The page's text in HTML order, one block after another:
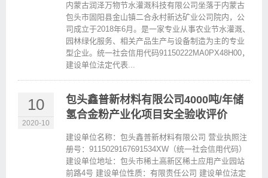
内蒙古润泽万物节水灌溉科技有限公司坐落于内蒙古
包头市固阳县金山镇二合永村新达矿业公司院内，公
司成立于2018年6月。是一家专业从事农业节水灌溉、
园林绿化服务、相关产品生产与设备制造为主的专业
型企业。统一社会信用代码91150222MA0PX48H00，
建设单位法定代表...
10
2020-10
包头鑫普新材料有限公司4000吨/年储
氢合金粉产业化项目安全验收评价
建设单位名称：包头鑫普新材料有限公司 营业执照注
册号：9115029167691534XW（统一社会信用代码）
建设单位地址：包头市稀土高新区稀土应用产业园站
前路4号 建设单位性质：有限责任公司 建设单位法定